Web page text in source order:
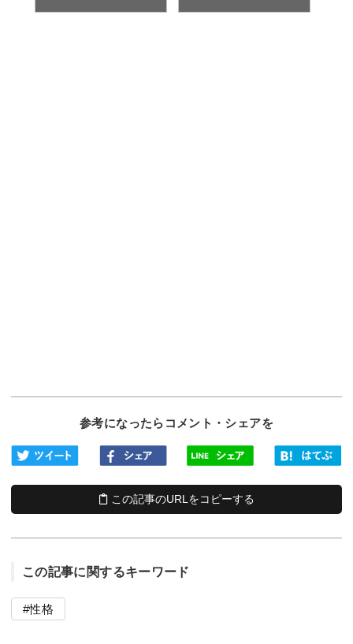
参考になったらコメント・シェアを
この記事のURLをコピーする
この記事に関するキーワード
性格